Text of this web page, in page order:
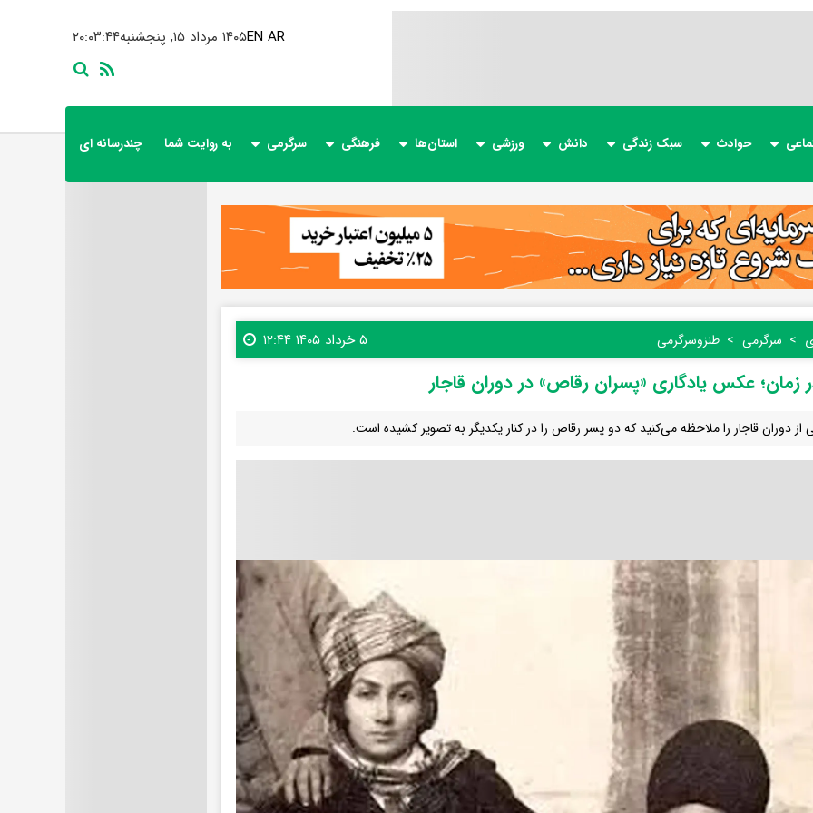
۲۰:۰۳:۴۶ ۱۴۰۵ مرداد ۱۵, پنجشنبهEN AR
حوادث سبک زندگی دانش ورزشی استان‌ها فرهنگی سرگرمی به روایت شما چندرسانه ای
سرگرمی طنز‌و‌سرگرمی ۵ خرداد ۱۴۰۵ ۱۲:۴۴
زمان؛ عکس یادگاری «پسران رقاص» در دوران قاجار
دوران قاجار را ملاحظه می‌کنید که دو پسر رقاص را در کنار یکدیگر به تصویر کشیده است.